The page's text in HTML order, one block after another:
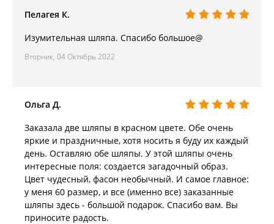
Пелагея К.
Изумительная шляпа. Спасибо большое@
Вторник, 04 Октябрь 2022
Ольга Д.
Заказала две шляпы в красном цвете. Обе очень
яркие и праздничные, хотя носить я буду их каждый
день. Оставляю обе шляпы. У этой шляпы очень
интересные поля: создается загадочный образ.
Цвет чудесный, фасон необычный. И самое главное:
у меня 60 размер, и все (именно все) заказанные
шляпы здесь - большой подарок. Спасибо вам. Вы
приносите радость.